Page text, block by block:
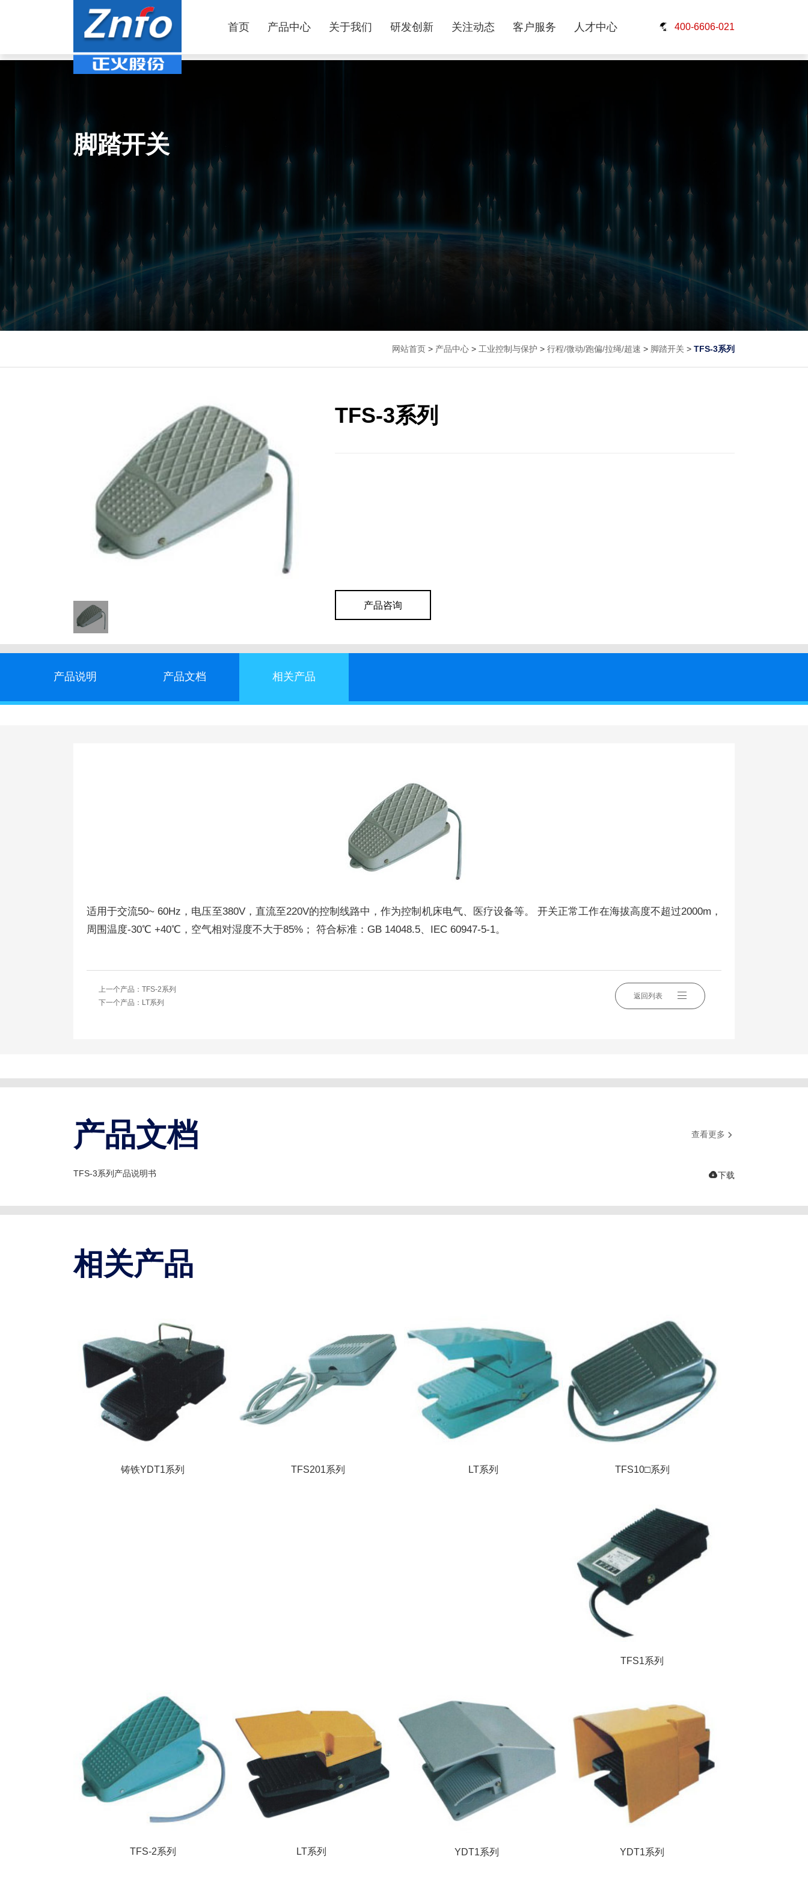
首页 产品中心 关于我们 研发创新 关注动态 客户服务 人才中心 400-6606-021
脚踏开关
网站首页 > 产品中心 > 工业控制与保护 > 行程/微动/跑偏/拉绳/超速 > 脚踏开关 > TFS-3系列
TFS-3系列
产品咨询
产品说明 产品文档 相关产品
适用于交流50~ 60Hz，电压至380V，直流至220V的控制线路中，作为控制机床电气、医疗设备等。 开关正常工作在海拔高度不超过2000m，
周围温度-30℃ +40℃，空气相对湿度不大于85%； 符合标准：GB 14048.5、IEC 60947-5-1。
上一个产品： TFS-2系列
下一个产品： LT系列
返回列表
产品文档 查看更多 
TFS-3系列产品说明书 下载
相关产品
铸铁YDT1系列 TFS201系列 LT系列 TFS10□系列
TFS1系列
TFS-2系列 LT系列 YDT1系列 YDT1系列